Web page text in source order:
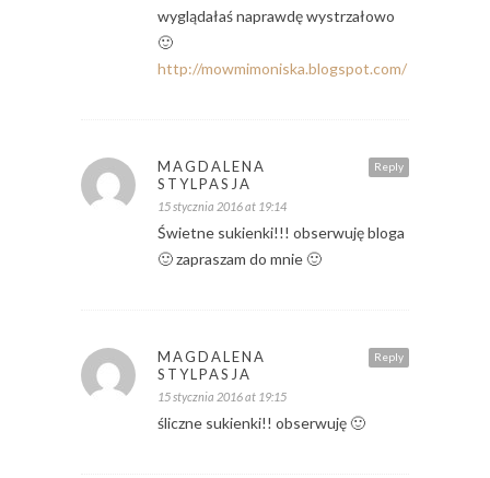
wyglądałaś naprawdę wystrzałowo
🙂
http://mowmimoniska.blogspot.com/
Reply
MAGDALENA
STYLPASJA
15 stycznia 2016 at 19:14
Świetne sukienki!!! obserwuję bloga
🙂 zapraszam do mnie 🙂
Reply
MAGDALENA
STYLPASJA
15 stycznia 2016 at 19:15
śliczne sukienki!! obserwuję 🙂